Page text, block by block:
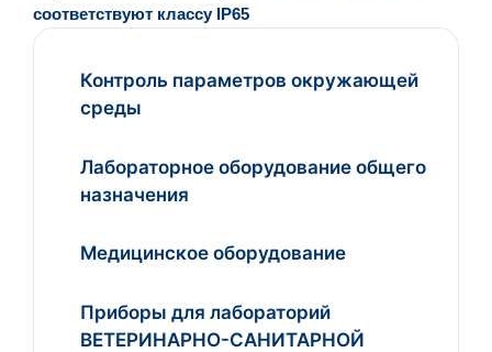
соответствуют классу IP65
Контроль параметров окружающей
среды
Лабораторное оборудование общего
назначения
Медицинское оборудование
Приборы для лабораторий
ВЕТЕРИНАРНО-САНИТАРНОЙ